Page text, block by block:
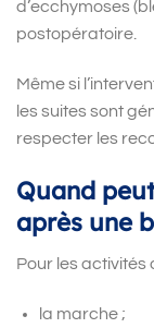
d’ecchymoses
postopératoire.
Même si
les suites sont
respecter les
Quand
après une
Pour les activités
la marche ;